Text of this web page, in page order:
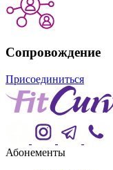
Сопровождение
Присоединиться
Абонементы